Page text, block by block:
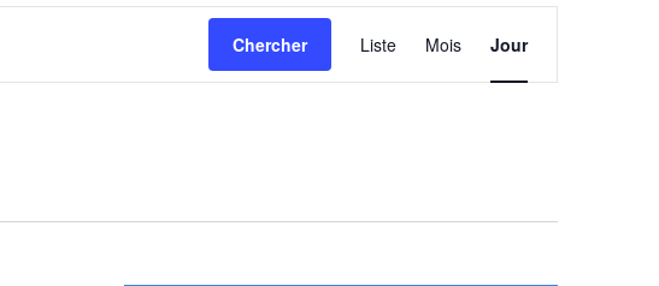
Chercher
Navigation
de
vues
Liste Mois Jour